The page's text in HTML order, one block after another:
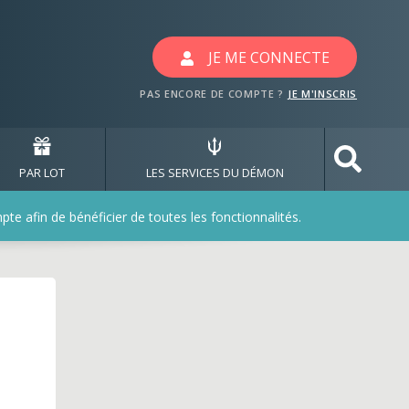
JE ME CONNECTE
PAS ENCORE DE COMPTE ? JE M'INSCRIS
PAR LOT LES SERVICES DU DÉMON
afin de bénéficier de toutes les fonctionnalités.